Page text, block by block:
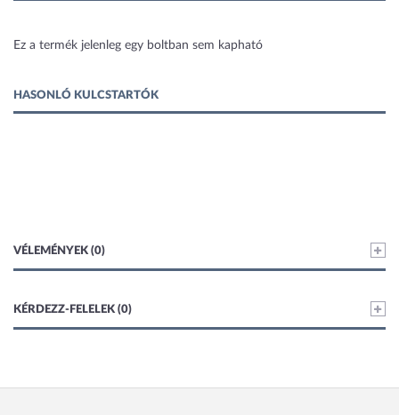
Ez a termék jelenleg egy boltban sem kapható
HASONLÓ KULCSTARTÓK
VÉLEMÉNYEK (0)
KÉRDEZZ-FELELEK (0)